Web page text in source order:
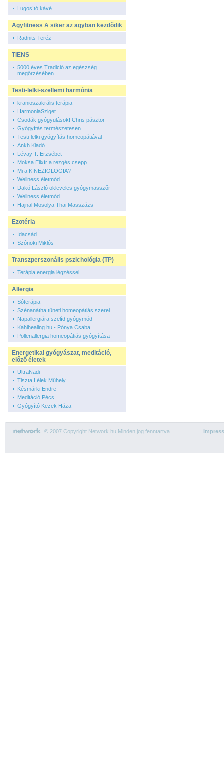
Lugosító kávé
Agyfitness A siker az agyban kezdődik
Radnits Teréz
TIENS
5000 éves Tradició az egészség
megőrzésében
Testi-lelki-szellemi harmónia
kranioszakrális terápia
HarmoniaSziget
Csodák gyógyulások! Chris pásztor
Gyógyítás természetesen
Testi-lelki gyógyítás homeopátiával
Ankh Kiadó
Lévay T. Erzsébet
Moksa Elixír a rezgés csepp
Mi a KINEZIOLÓGIA?
Wellness életmód
Dakó László okleveles gyógymasszőr
Wellness életmód
Hajnal Mosolya Thai Masszázs
Ezotéria
Idacsád
Szónoki Miklós
Transzperszonális pszichológia (TP)
Terápia energia légzéssel
Allergia
Sóterápia
Szénanátha tüneti homeopátiás szerei
Napallergiára szelíd gyógymód
Kahihealing.hu - Pónya Csaba
Pollenallergia homeopátiás gyógyítása
Energetikai gyógyászat, meditáció,
előző életek
UltraNadi
Tiszta Lélek Műhely
Késmárki Endre
Meditáció Pécs
Gyógyító Kezek Háza
© 2007 Copyright Network.hu Minden jog fenntartva.